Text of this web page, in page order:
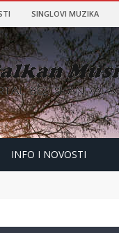
SINGLOVI MUZIKA
INFO I NOVOSTI